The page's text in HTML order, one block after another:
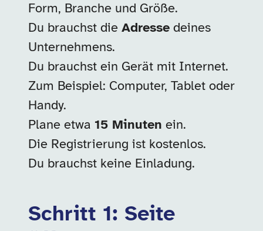
Form, Branche und Größe.
Du brauchst die Adresse deines
Unternehmens.
Du brauchst ein Gerät mit Internet.
Zum Beispiel: Computer, Tablet oder
Handy.
Plane etwa 15 Minuten ein.
Die Registrierung ist kostenlos.
Du brauchst keine Einladung.
Schritt 1: Seite